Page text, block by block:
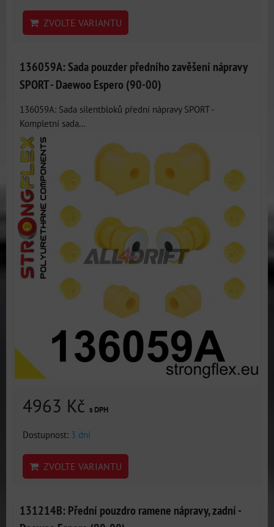
ZVOLTE VARIANTU
136059A: Sada pouzder předního zavěšení nápravy
SPORT - Daewoo Espero (90-00)
136059A: Sada silentbloků přední nápravy SPORT -
Kompletní sada...
4963 Kč s DPH
Dostupnost: 3 dni
ZVOLTE VARIANTU
131214B: Přední pouzdro ramene nápravy, zadní -